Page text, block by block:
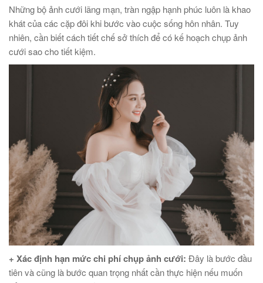
Những bộ ảnh cưới lãng mạn, tràn ngập hạnh phúc luôn là khao
khát của các cặp đôi khi bước vào cuộc sống hôn nhân. Tuy
nhiên, cần biết cách tiết chế sở thích để có kế hoạch chụp ảnh
cưới sao cho tiết kiệm.
+ Xác định hạn mức chi phí chụp ảnh cưới: Đây là bước đầu
tiên và cũng là bước quan trọng nhất cần thực hiện nếu muốn